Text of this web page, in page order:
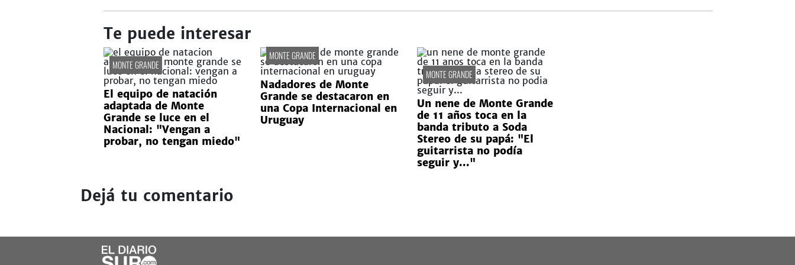
Te puede interesar
MONTE GRANDE
El equipo de natación
adaptada de Monte
Grande se luce en el
Nacional: "Vengan a
probar, no tengan miedo"
MONTE GRANDE
Nadadores de Monte
Grande se destacaron en
una Copa Internacional en
Uruguay
MONTE GRANDE
Un nene de Monte Grande
de 11 años toca en la
banda tributo a Soda
Stereo de su papá: "El
guitarrista no podía
seguir y..."
Dejá tu comentario